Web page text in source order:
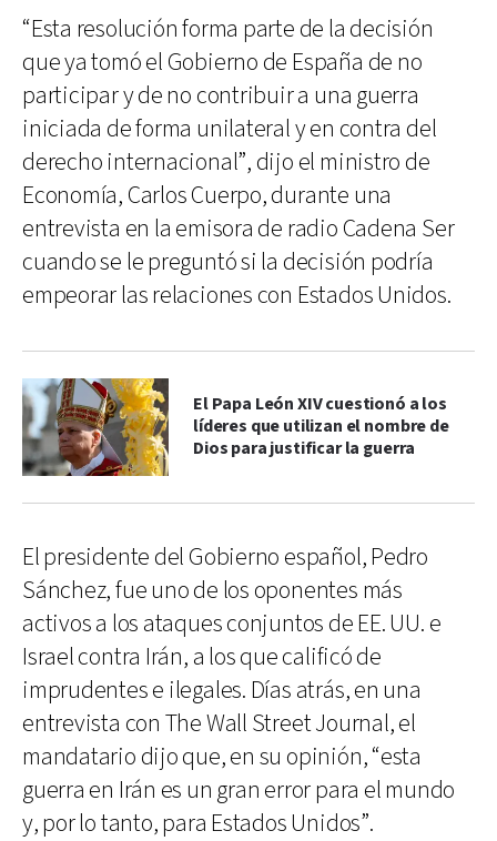
“Esta resolución forma parte de la decisión
que ya tomó el Gobierno de España de no
participar y de no contribuir a una guerra
iniciada de forma unilateral y en contra del
derecho internacional”, dijo el ministro de
Economía, Carlos Cuerpo, durante una
entrevista en la emisora de radio Cadena Ser
cuando se le preguntó si la decisión podría
empeorar las relaciones con Estados Unidos.
El Papa León XIV cuestionó a los
líderes que utilizan el nombre de
Dios para justificar la guerra
El presidente del Gobierno español, Pedro
Sánchez, fue uno de los oponentes más
activos a los ataques conjuntos de EE. UU. e
Israel contra Irán, a los que calificó de
imprudentes e ilegales. Días atrás, en una
entrevista con The Wall Street Journal, el
mandatario dijo que, en su opinión, “esta
guerra en Irán es un gran error para el mundo
y, por lo tanto, para Estados Unidos”.